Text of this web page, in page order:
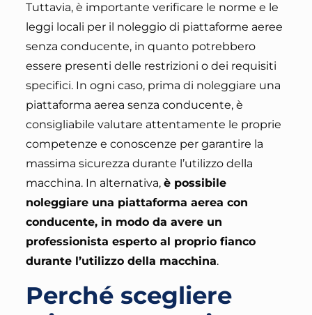
Tuttavia, è importante verificare le norme e le
leggi locali per il noleggio di piattaforme aeree
senza conducente, in quanto potrebbero
essere presenti delle restrizioni o dei requisiti
specifici. In ogni caso, prima di noleggiare una
piattaforma aerea senza conducente, è
consigliabile valutare attentamente le proprie
competenze e conoscenze per garantire la
massima sicurezza durante l’utilizzo della
macchina. In alternativa, è possibile
noleggiare una piattaforma aerea con
conducente, in modo da avere un
professionista esperto al proprio fianco
durante l’utilizzo della macchina.
Perché scegliere